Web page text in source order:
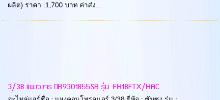
ผลิต) ราคา :1,700 บาท ค่าส่ง...
3/38 แผงวงจร DB9301855SB รุ่น FH18ETX/HAC